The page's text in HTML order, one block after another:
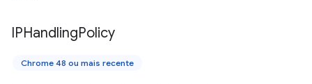
IPHandlingPolicy
Chrome 48 ou mais recente